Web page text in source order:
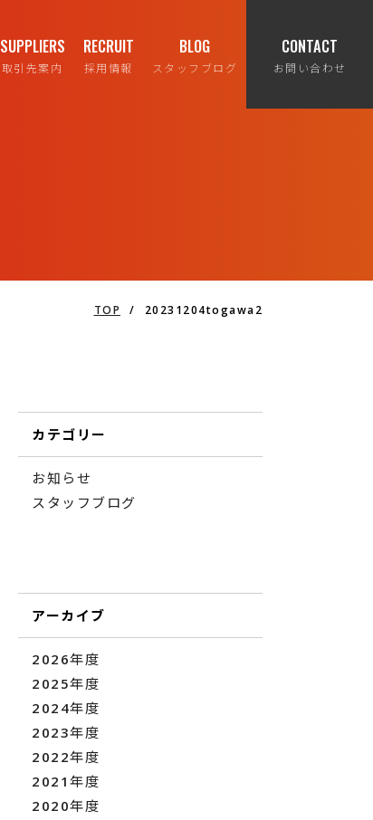
SUPPLIERS
取引先案内
RECRUIT
採用情報
BLOG
スタッフブログ
CONTACT
お問い合わせ
TOP / 20231204togawa2
カテゴリー
お知らせ
スタッフブログ
アーカイブ
2026年度
2025年度
2024年度
2023年度
2022年度
2021年度
2020年度